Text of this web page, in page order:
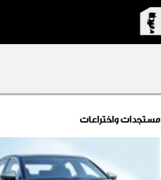
مستجدات واختراعات